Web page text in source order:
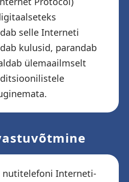
selle Interneti
kulusid, parandab
ülemaailmselt
nutitelefoni Interneti-